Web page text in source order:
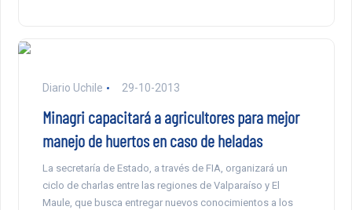
Diario Uchile 29-10-2013
Minagri capacitará a agricultores para mejor
manejo de huertos en caso de heladas
La secretaría de Estado, a través de FIA, organizará un
ciclo de charlas entre las regiones de Valparaíso y El
Maule, que busca entregar nuevos conocimientos a los